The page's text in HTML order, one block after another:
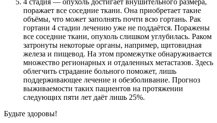
4 стадия — опухоль достигает внушительного размера,
поражает все соседние ткани. Она приобретает такие
объёмы, что может заполнять почти всю гортань. Рак
гортани 4 стадии лечению уже не поддаётся. Поражены
все соседние ткани, опухоль слишком углубилась. Раком
затронуты некоторые органы, например, щитовидная
железа и пищевод. На этом промежутке обнаруживается
множество регионарных и отдаленных метастазов. Здесь
облегчить страдание больного поможет, лишь
поддерживающее лечение и обезболивание. Прогноз
выживаемости таких пациентов на протяжении
следующих пяти лет даёт лишь 25%.
Будьте здоровы!